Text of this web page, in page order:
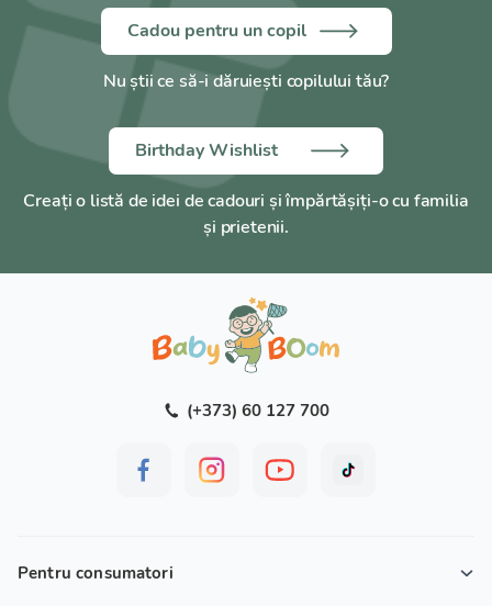
Cadou pentru un copil
Nu știi ce să-i dăruiești copilului tău?
Birthday Wishlist
Creați o listă de idei de cadouri și împărtășiți-o cu familia
și prietenii.
(+373) 60 127 700
Pentru consumatori